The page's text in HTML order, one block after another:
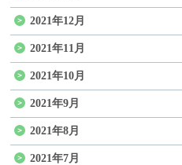
2021年12月
2021年11月
2021年10月
2021年9月
2021年8月
2021年7月